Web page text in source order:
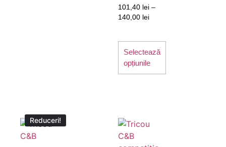
101,40 lei –
140,00 lei
Selectează
opțiunile
Reduceri!